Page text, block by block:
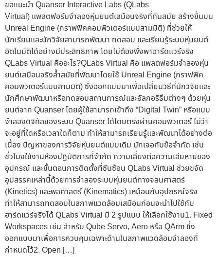
ขอแนะนำ Quanser Interactive Labs (QLabs
Virtual) แพลตฟอร์มจำลองหุ่นยนต์เสมือนจริงที่ทันสมัย สร้างขึ้นบน
Unreal Engine (กราฟฟิคคอมพิวเตอร์แบบสามมิติ) ที่ช่วยให้
นักเรียนและนักวิจัยสามารถพัฒนา ทดสอบ และเรียนรู้ระบบหุ่นยนต์
อัตโนมัติได้อย่างมีประสิทธิภาพ โดยไม่ต้องพึ่งพาฮาร์ดแวร์จริง
QLabs Virtual คืออะไร?QLabs Virtual คือ แพลตฟอร์มจำลองหุ่น
ยนต์เสมือนจริงล้ำสมัยที่พัฒนาโดยใช้ Unreal Engine (กราฟฟิค
คอมพิวเตอร์แบบสามมิติ) ซึ่งออกแบบมาเพื่อเปลี่ยนวิธีที่นักวิจัยและ
นักศึกษาพัฒนาหรือทดสอบสถานการณ์และอัลกอริธึมต่างๆ ด้วยหุ่น
ยนต์จาก Quanser โดยผู้ใช้สามารถเข้าถึง “Digital Twin” หรือแบบ
จำลองดิจิทัลของระบบ Quanser ได้โดยตรงผ่านคอมพิวเตอร์ ไม่ว่า
จะอยู่ที่ใดหรือเวลาใดก็ตาม ทำให้สามารถเรียนรู้และพัฒนาได้อย่างต่อ
เนื่อง ปัญหาของการวิจัยหุ่นยนต์แบบเดิม มักเจอกับข้อจำกัด เช่น
ชั่วโมงใช้งานห้องปฏิบัติการที่จำกัด ความเสี่ยงต่อความเสียหายของ
อุปกรณ์ และขั้นตอนการติดตั้งที่ซับซ้อน QLabs Virtual ช่วยขจัด
อุปสรรคเหล่านี้ด้วยการจำลองระบบหุ่นยนต์ทางจลนศาสตร์
(Kinetics) และพลศาสตร์ (Kinematics) เหมือนกับอุปกรณ์จริง
ทำให้สามารถทดสอบในสภาพแวดล้อมเสมือนก่อนจะนำไปใช้กับ
ฮาร์ดแวร์จริงได้ QLabs Virtual มี 2 รูปแบบ ให้เลือกใช้งาน1. Fixed
Workspaces เช่น สำหรับ Qube Servo, Aero หรือ QArm ซึ่ง
ออกแบบมาเพื่อการควบคุมเฉพาะด้านในสภาพแวดล้อมจำลองที่
กำหนดไว้2. Open […]